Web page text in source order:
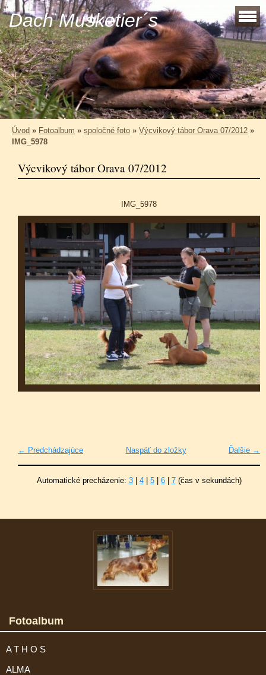
Dach Musketier´s
Úvod » Fotoalbum » spoločné foto » Výcvikový tábor Orava 07/2012 »
IMG_5978
Výcvikový tábor Orava 07/2012
IMG_5978
← Predchádzajúce Ďalšie →
Naspäť do zložky
Automatické precházenie: 3| 4| 5| 6| 7(čas v sekundách)
Fotoalbum
A T H O S
ALMA